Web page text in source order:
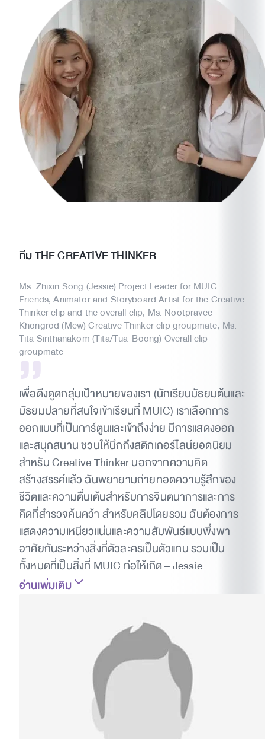
ทีม THE CREATIVE THINKER
Ms. Zhixin Song (Jessie) Project Leader for MUIC
Friends, Animator and Storyboard Artist for the Creative
Thinker clip and the overall clip, Ms. Nootpravee
Khongrod (Mew) Creative Thinker clip groupmate, Ms.
Tita Sirithanakom (Tita/Tua-Boong) Overall clip
groupmate
เพื่อดึงดูดกลุ่มเป้าหมายของเรา (นักเรียนมัธยมต้นและ
มัธยมปลายที่สนใจเข้าเรียนที่ MUIC) เราเลือกการ
ออกแบบที่เป็นการ์ตูนและเข้าถึงง่าย มีการแสดงออก
และสนุกสนาน ชวนให้นึกถึงสติกเกอร์ไลน์ยอดนิยม
สำหรับ Creative Thinker นอกจากความคิด
สร้างสรรค์แล้ว ฉันพยายามถ่ายทอดความรู้สึกของ
ชีวิตและความตื่นเต้นสำหรับการจินตนาการและการ
คิดที่สำรวจค้นคว้า สำหรับคลิปโดยรวม ฉันต้องการ
แสดงความเหนียวแน่นและความสัมพันธ์แบบพึ่งพา
อาศัยกันระหว่างสิ่งที่ตัวละครเป็นตัวแทน รวมเป็น
ทั้งหมดที่เป็นสิ่งที่ MUIC ก่อให้เกิด – Jessie
อ่านเพิ่มเติม